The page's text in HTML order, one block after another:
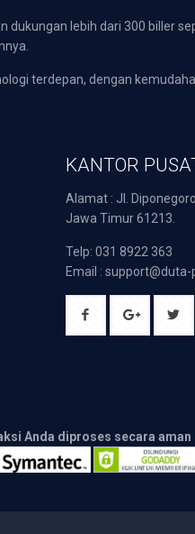
lebih dari 300 biller
terdepan, dengan
KANTOR
Alamat : Jl.
Jawa Timur 61213.
Telp: 031 8922 363
Email : support@duta-
Anda diproses secara aman